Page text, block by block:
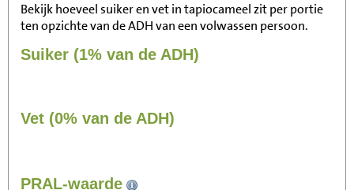
Bekijk hoeveel suiker en vet in tapiocameel zit per portie
ten opzichte van de ADH van een volwassen persoon.
Suiker (1% van de ADH)
Vet (0% van de ADH)
PRAL-waarde